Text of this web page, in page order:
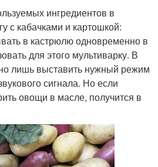
ингредиентов в
с кабачками и картошкой:
в кастрюлю одновременно в
для этого мультиварку. В
лишь выставить нужный режим
сигнала. Но если
овощи в масле, получится в